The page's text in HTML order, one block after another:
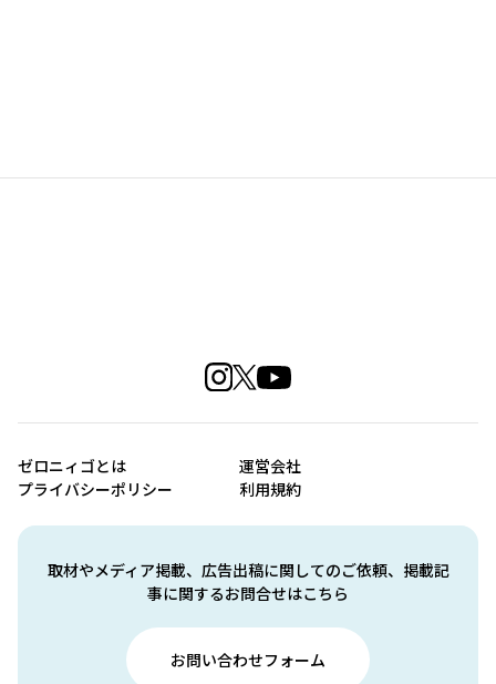
取材やメディア掲載、広告出稿に関してのご依頼、掲載記
事に関するお問合せはこちら
お問い合わせフォーム
ゼロニィゴとは
運営会社
プライバシーポリシー
利用規約